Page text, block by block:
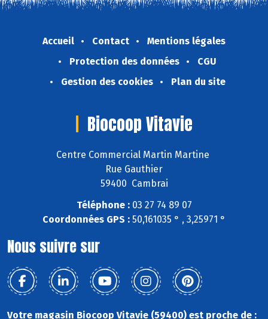
Accueil Contact
Mentions légales
Protection des données
CGU
Gestion des cookies
Plan du site
Biocoop Vitavie
Centre Commercial Martin Martine
Rue Gauthier
59400 Cambrai
Téléphone :03 27 74 89 07
Coordonnées GPS : 50,161035 ° , 3,25971 °
Nous suivre sur
Votre magasin Biocoop Vitavie (59400) est proche de :